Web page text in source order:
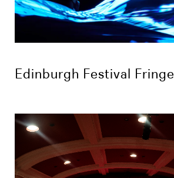
Edinburgh Festival Fringe